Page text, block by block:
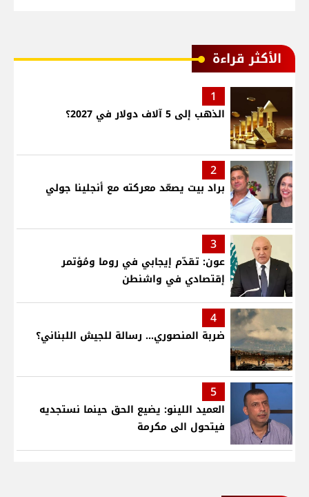
الأكثر قراءة
1
الذهب إلى 5 آلاف دولار في 2027؟
2
براد بيت يصعّد معركته مع أنجلينا جولي
3
عون: تقدّم إيجابي في روما ومُؤتمر
إقتصادي في واشنطن
4
ضربة المنصوري... رسالة للجيش اللبناني؟
5
العميد اللينو: يضيع الحق حينما نستجديه
فيتحول الى مكرمة